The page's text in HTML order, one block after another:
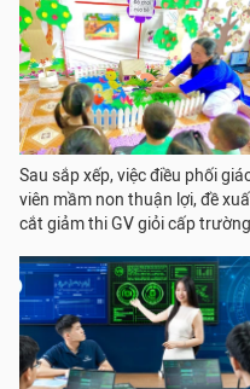
Sau sắp xếp, việc điều phối
viên mầm non thuận lợi, đề
cắt giảm thi GV giỏi cấp trường